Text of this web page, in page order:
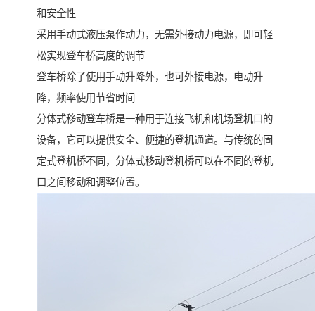
和安全性
采用手动式液压泵作动力，无需外接动力电源，即可轻
松实现登车桥高度的调节
登车桥除了使用手动升降外，也可外接电源，电动升
降，频率使用节省时间
分体式移动登车桥是一种用于连接飞机和机场登机口的
设备，它可以提供安全、便捷的登机通道。与传统的固
定式登机桥不同，分体式移动登机桥可以在不同的登机
口之间移动和调整位置。